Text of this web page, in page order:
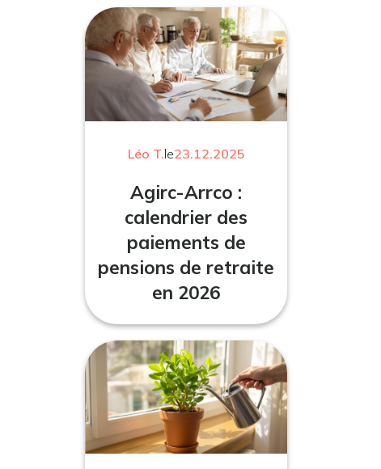
Léo T.le23.12.2025
Agirc-Arrco :
calendrier des
paiements de
pensions de retraite
en 2026